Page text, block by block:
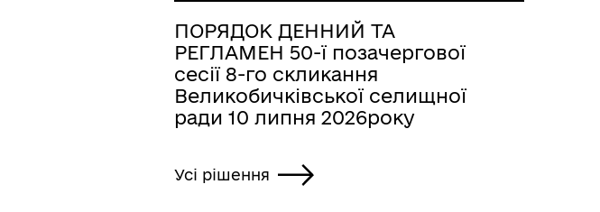
ПОРЯДОК ДЕННИЙ ТА
РЕГЛАМЕН 50-ї позачергової
сесії 8-го скликання
Великобичківської селищної
ради 10 липня 2026року
Усі рішення